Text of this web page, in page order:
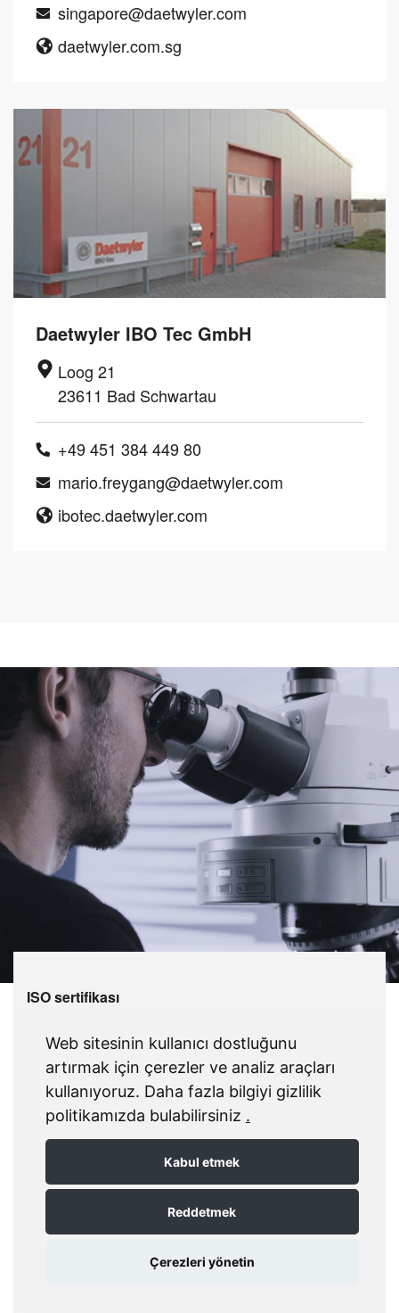
Web sitesinin kullanıcı dostluğunu
artırmak için çerezler ve analiz araçları
kullanıyoruz. Daha fazla bilgiyi gizlilik
politikamızda bulabilirsiniz .
Kabul etmek
Reddetmek
Çerezleri yönetin
singapore@daetwyler.com
daetwyler.com.sg
Daetwyler IBO Tec GmbH
Loog 21
23611 Bad Schwartau
+49 451 384 449 80
mario.freygang@daetwyler.com
ibotec.daetwyler.com
ISO sertifikası
İnovasyon sayesinde en
yüksek kalite.
MDC markası, onlarca yıldır yüksek kaliteli ürün
ve hizmetleriyle tanınmaktadır. Şirket grubu, ISO
9001:2015 kalite standardına göre
sertifikalandırılmıştır. ISO 9001 sertifikası, baskı
endüstrisi için silecek ve sarf malzemelerinin
araştırma ve geliştirme, üretim ve dağıtımını